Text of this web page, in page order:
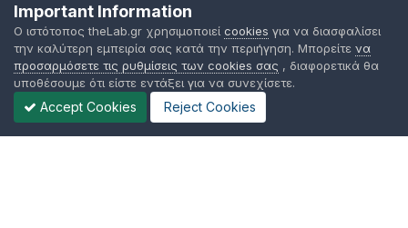
Important Information
Ο ιστότοπος theLab.gr χρησιμοποιεί cookies για να διασφαλίσει
την καλύτερη εμπειρία σας κατά την περιήγηση. Μπορείτε να
προσαρμόσετε τις ρυθμίσεις των cookies σας , διαφορετικά θα
υποθέσουμε ότι είστε εντάξει για να συνεχίσετε.
Accept Cookies Reject Cookies